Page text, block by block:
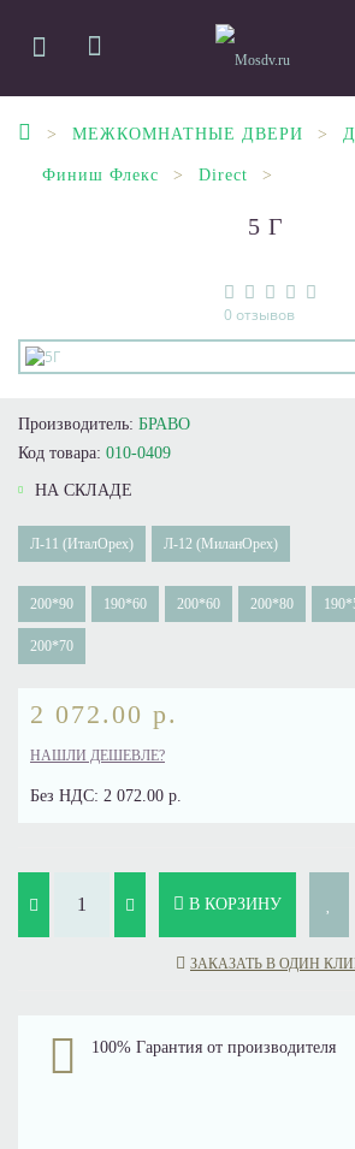
МЕЖКОМНАТНЫЕ ДВЕРИ
Финиш Флекс Direct
5Г
0 отзывов
Производитель: БРАВО
Код товара: 010-0409
НА СКЛАДЕ
Л-11 (ИталОрех) Л-12 (МиланОрех)
200*90 190*60 200*60 200*80
200*70
2 072.00 р.
НАШЛИ ДЕШЕВЛЕ?
Без НДС: 2 072.00 р.
В КОРЗИНУ
ЗАКАЗАТЬ В ОДИН
100% Гарантия от производителя